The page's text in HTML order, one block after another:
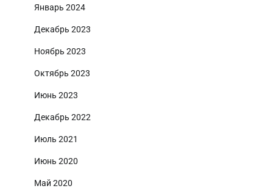
Январь 2024
Декабрь 2023
Ноябрь 2023
Октябрь 2023
Июнь 2023
Декабрь 2022
Июль 2021
Июнь 2020
Май 2020